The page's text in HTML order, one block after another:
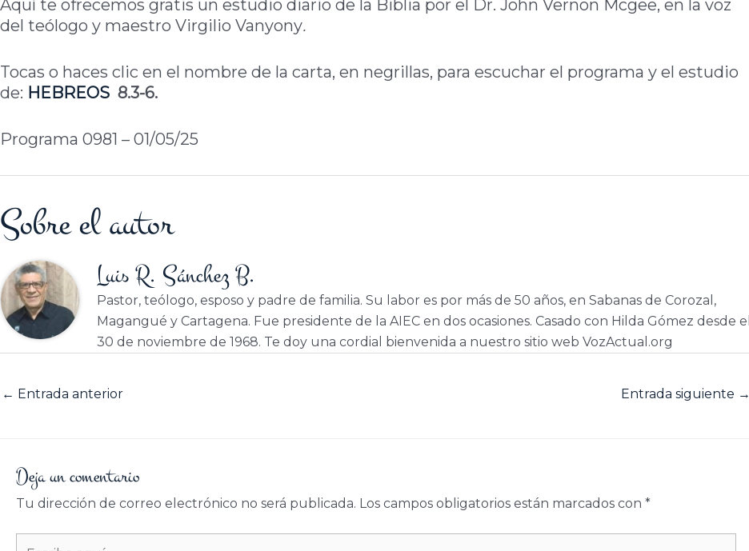
Aquí te ofrecemos gratis un estudio diario de la Biblia por el Dr. John Vernon Mcgee, en la voz
del teólogo y maestro Virgilio Vanyony.
Tocas o haces clic en el nombre de la carta, en negrillas, para escuchar el programa y el estudio
de: HEBREOS 8.3-6.
Programa 0981 – 01/05/25
Sobre el autor
Luis R. Sánchez B.
Pastor, teólogo, esposo y padre de familia. Su labor es por más de 50 años, en Sabanas de Corozal,
Magangué y Cartagena. Fue presidente de la AIEC en dos ocasiones. Casado con Hilda Gómez desde el
30 de noviembre de 1968. Te doy una cordial bienvenida a nuestro sitio web VozActual.org
← Entrada anterior Entrada siguiente →
Deja un comentario
Tu dirección de correo electrónico no será publicada. Los campos obligatorios están marcados con *